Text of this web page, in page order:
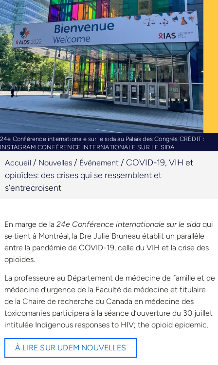
24e Conférence internationale sur le sida au Palais des Congrès CRÉDIT :
INSTAGRAM CONFÉRENCE INTERNATIONALE SUR LE SIDA
Accueil / Nouvelles / Événement / COVID-19, VIH et
opioïdes: des crises qui se ressemblent et
s’entrecroisent
En marge de la 24e Conférence internationale sur le sida qui
se tient à Montréal, la Dre Julie Bruneau établit un parallèle
entre la pandémie de COVID-19, celle du VIH et la crise des
opioïdes.
La professeure au Département de médecine de famille et de
médecine d’urgence de la Faculté de médecine et titulaire
de la Chaire de recherche du Canada en médecine des
toxicomanies participera à la séance d’ouverture du 30 juillet
intitulée Indigenous responses to HIV; the opioid epidemic.
À LIRE SUR UDEM NOUVELLES